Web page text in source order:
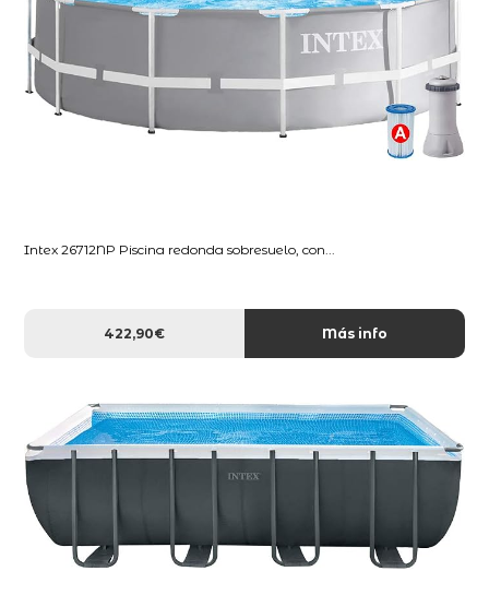
Intex 26712NP Piscina redonda sobresuelo, con...
422,90€ Más info